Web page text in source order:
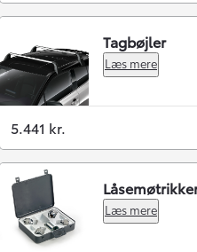
Tagbøjler
Læs mere
5.441 kr.
Læs mere